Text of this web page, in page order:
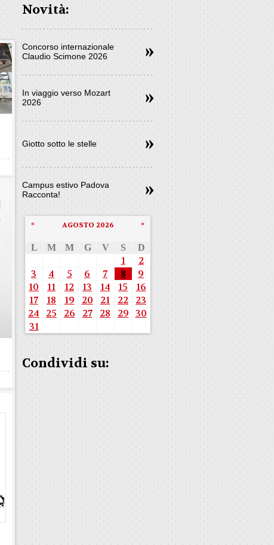
Novità:
Concorso internazionale
Claudio Scimone 2026
In viaggio verso Mozart
2026
Giotto sotto le stelle
Campus estivo Padova
Racconta!
AGOSTO 2026
« »
L M M G V S D
1
2
3
4 5 6 7 8
9
10
11 12 13 14 15
16
17
18 19 20 21 22
23
24
25 26 27 28 29 30
31
Condividi su: